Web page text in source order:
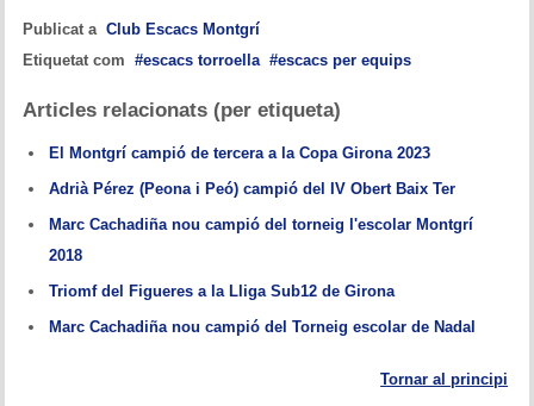
Llibres
Altres tornejos
Publicat a Club Escacs Montgrí
Etiquetat com
escacs torroella escacs per equips
Articles relacionats (per etiqueta)
El Montgrí campió de tercera a la Copa Girona 2023
Adrià Pérez (Peona i Peó) campió del IV Obert Baix Ter
Marc Cachadiña nou campió del torneig l'escolar Montgrí
2018
Triomf del Figueres a la Lliga Sub12 de Girona
Marc Cachadiña nou campió del Torneig escolar de Nadal
Tornar al principi